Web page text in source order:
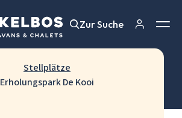
Zur Suche
Zur Suche
Stellplätze
Erholungspark De Kooi